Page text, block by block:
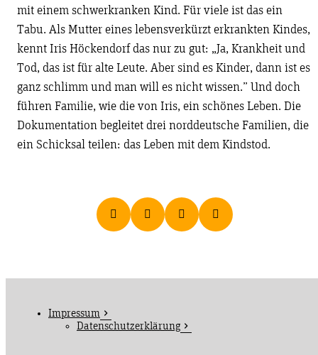
mit einem schwerkranken Kind. Für viele ist das ein
Tabu. Als Mutter eines lebensverkürzt erkrankten Kindes,
kennt Iris Höckendorf das nur zu gut: „Ja, Krankheit und
Tod, das ist für alte Leute. Aber sind es Kinder, dann ist es
ganz schlimm und man will es nicht wissen.” Und doch
führen Familie, wie die von Iris, ein schönes Leben. Die
Dokumentation begleitet drei norddeutsche Familien, die
ein Schicksal teilen: das Leben mit dem Kindstod.
Impressum
Datenschutzerklärung